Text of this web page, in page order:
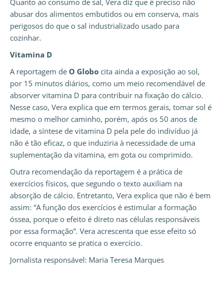
Quanto ao consumo de sal, Vera diz que é preciso não
abusar dos alimentos embutidos ou em conserva, mais
perigosos do que o sal industrializado usado para
cozinhar.
Vitamina D
A reportagem de O Globo cita ainda a exposição ao sol,
por 15 minutos diários, como um meio recomendável de
absorver vitamina D para contribuir na fixação do cálcio.
Nesse caso, Vera explica que em termos gerais, tomar sol é
mesmo o melhor caminho, porém, após os 50 anos de
idade, a síntese de vitamina D pela pele do indivíduo já
não é tão eficaz, o que induziria à necessidade de uma
suplementação da vitamina, em gota ou comprimido.
Outra recomendação da reportagem é a prática de
exercícios físicos, que segundo o texto auxiliam na
absorção de cálcio. Entretanto, Vera explica que não é bem
assim: “A função dos exercícios é estimular a formação
óssea, porque o efeito é direto nas células responsáveis
por essa formação”. Vera acrescenta que esse efeito só
ocorre enquanto se pratica o exercício.
Jornalista responsável: Maria Teresa Marques